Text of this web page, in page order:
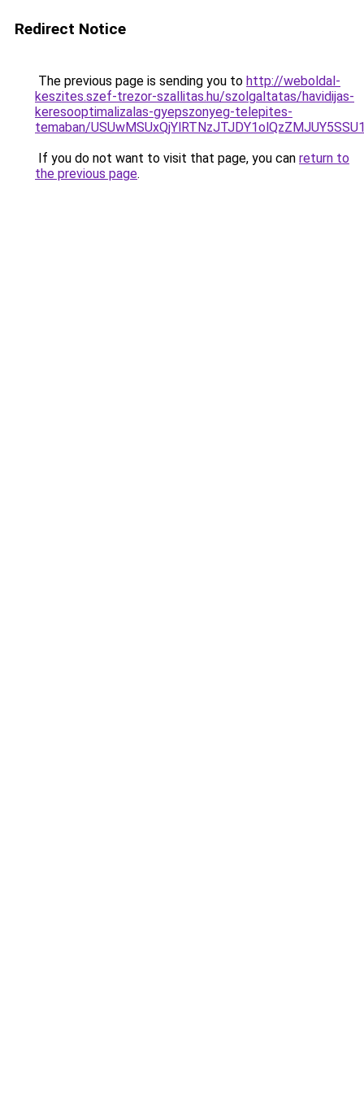
Redirect Notice
The previous page is sending you to http://weboldal-
keszites.szef-trezor-szallitas.hu/szolgaltatas/havidijas-
keresooptimalizalas-gyepszonyeg-telepites-
temaban/
If you do not want to visit that page, you can return to
the previous page.